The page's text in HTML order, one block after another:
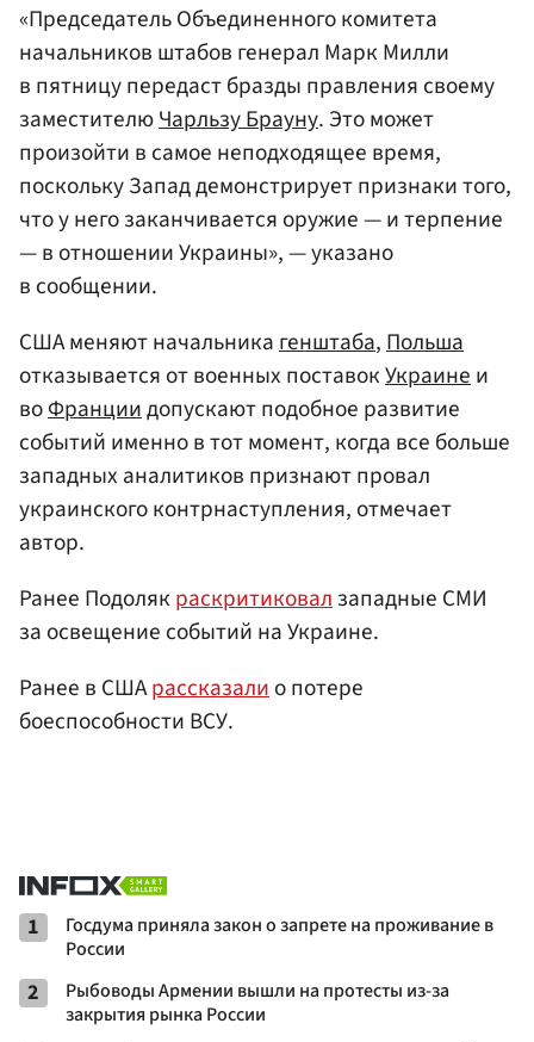
«Председатель Объединенного комитета
начальников штабов генерал Марк Милли
в пятницу передаст бразды правления своему
заместителюЧарльзу Брауну. Это может
произойти в самое неподходящее время,
поскольку Запад демонстрирует признаки того,
что у него заканчивается оружие — и терпение
— в отношении Украины», — указано
в сообщении.
США меняют начальникагенштаба,Польша
отказывается от военных поставокУкраинеи
воФранциидопускают подобное развитие
событий именно в тот момент, когда все больше
западных аналитиков признают провал
украинского контрнаступления, отмечает
автор.
Ранее Подоляк раскритиковалзападные СМИ
за освещение событий на Украине.
Ранее в СШАрассказалио потере
боеспособности ВСУ.
1
Госдума приняла закон о запрете на проживание в
России
2
Рыбоводы Армении вышли на протесты из-за
закрытия рынка России